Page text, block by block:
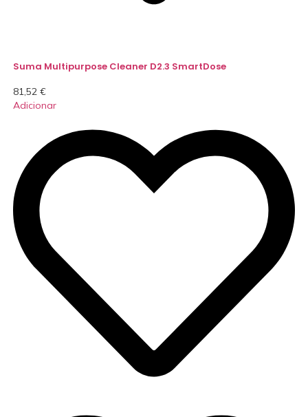
Suma Multipurpose Cleaner D2.3 SmartDose
81,52 €
Adicionar